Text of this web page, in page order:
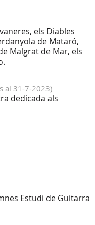
els Diables
de Mataró,
Malgrat de Mar, els
al 31-7-2023)
dedicada als
Estudi de Guitarra